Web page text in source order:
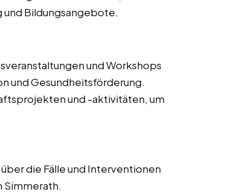
Bildungsangebote.
und Workshops
und Gesundheitsförderung.
und -aktivitäten, um
die Fälle und Interventionen
Simmerath.